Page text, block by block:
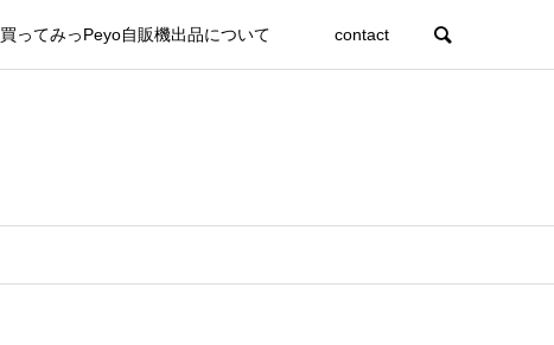
買ってみっPeyo自販機出品について contact